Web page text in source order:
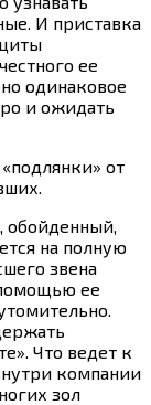
И приставка
ее
одинаковое
и ожидать
от
обойденный,
на полную
звена
ее
Что ведет к
компании
зол